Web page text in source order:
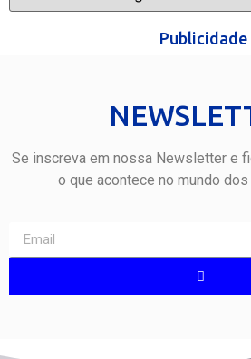
Publicidade
Se inscreva em nossa Newsletter e
o que acontece no mundo